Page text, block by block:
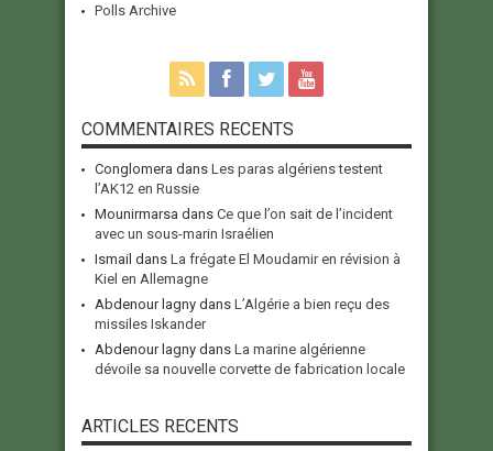
Polls Archive
COMMENTAIRES RECENTS
Conglomera dans Les paras algériens testent
l’AK12 en Russie
Mounirmarsa dans Ce que l’on sait de l’incident
avec un sous-marin Israélien
Ismail dans La frégate El Moudamir en révision à
Kiel en Allemagne
Abdenour lagny dans L’Algérie a bien reçu des
missiles Iskander
Abdenour lagny dans La marine algérienne
dévoile sa nouvelle corvette de fabrication locale
ARTICLES RECENTS